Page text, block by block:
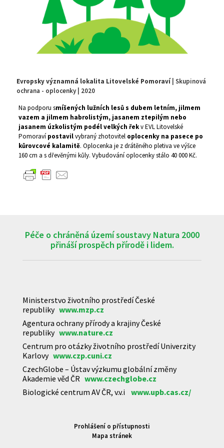
Evropsky významná lokalita Litovelské Pomoraví| Skupinová
ochrana - oplocenky | 2020
Na podporu smíšených lužních lesů s dubem letním, jilmem
vazem a jilmem habrolistým, jasanem ztepilým nebo
jasanem úzkolistým podél velkých řekv EVL Litovelské
Pomoravípostavilvybraný zhotovitel oplocenky na pasece po
kůrovcové kalamitě. Oplocenka je z drátěného pletiva ve výšce
160 cm a s dřevěnými kůly. Vybudování oplocenky stálo 40 000 Kč.
Péče o chráněná území soustavy Natura 2000
přináší prospěch přírodě i lidem.
Ministerstvo životního prostředí České
republiky www.mzp.cz
Agentura ochrany přírody a krajiny České
republiky www.nature.cz
Centrum pro otázky životního prostředí Univerzity
Karlovy www.czp.cuni.cz
CzechGlobe – Ústav výzkumu globální změny
Akademie věd ČR www.czechglobe.cz
Biologické centrum AV ČR, v.v.i www.upb.cas.cz/
Prohlášení o přístupnosti
Mapa stránek